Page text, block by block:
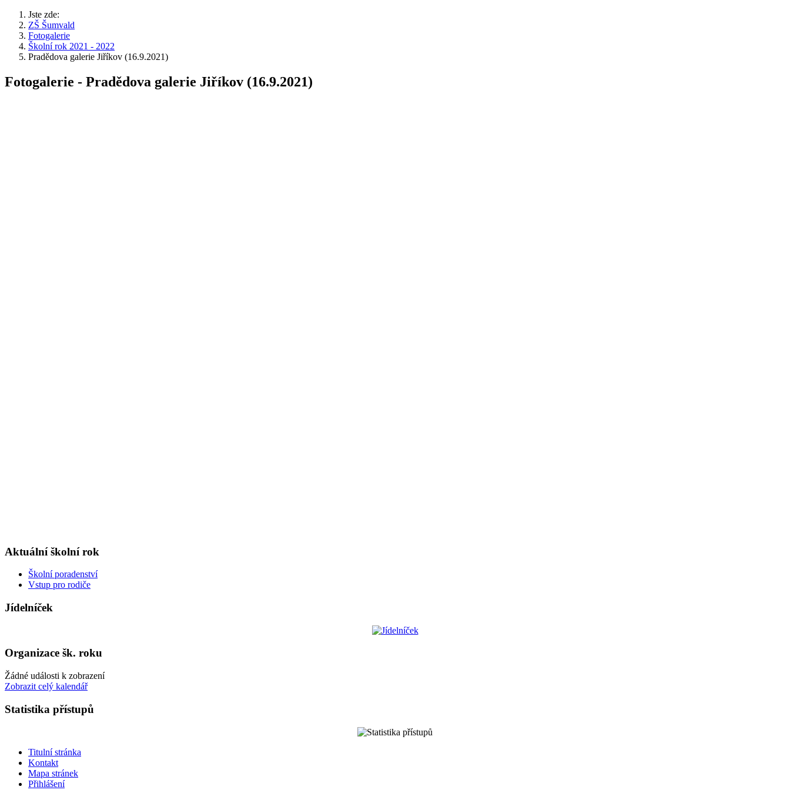
Jste zde:
ZŠ Šumvald
Fotogalerie
Školní rok 2021 - 2022
Pradědova galerie Jiříkov (16.9.2021)
Fotogalerie - Pradědova galerie Jiříkov (16.9.2021)
Aktuální školní rok
Školní poradenství
Vstup pro rodiče
Jídelníček
Organizace šk. roku
Žádné události k zobrazení
Zobrazit celý kalendář
Statistika přístupů
Titulní stránka
Kontakt
Mapa stránek
Přihlášení